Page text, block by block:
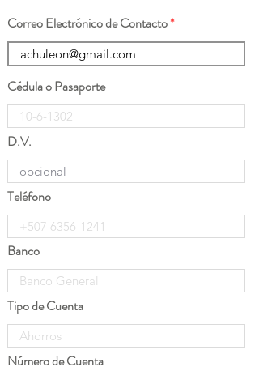
Correo Electrónico de Contacto
Cédula o Pasaporte
D.V.
Teléfono
Banco
Tipo de Cuenta
Número de Cuenta